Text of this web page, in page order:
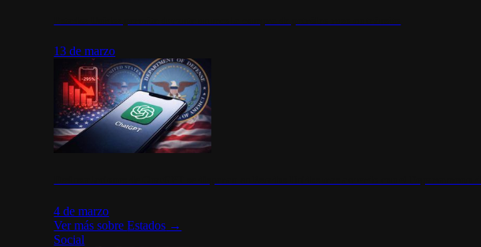
13 de marzo
4 de marzo
Ver más sobreEstados →
Social